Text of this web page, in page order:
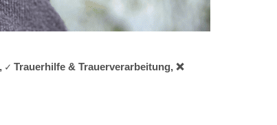
Trauerhilfe & Trauerverarbeitung, ❌